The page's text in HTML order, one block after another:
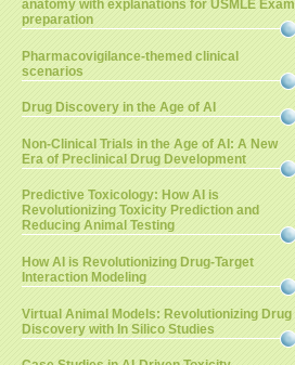
anatomy with explanations for USMLE Exam
preparation
Pharmacovigilance-themed clinical
scenarios
Drug Discovery in the Age of AI
Non-Clinical Trials in the Age of AI: A New
Era of Preclinical Drug Development
Predictive Toxicology: How AI is
Revolutionizing Toxicity Prediction and
Reducing Animal Testing
How AI is Revolutionizing Drug-Target
Interaction Modeling
Virtual Animal Models: Revolutionizing Drug
Discovery with In Silico Studies